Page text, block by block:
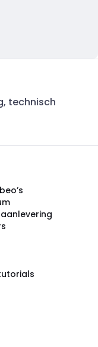
technisch